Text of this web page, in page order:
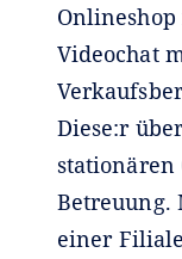
Videochat
Diese:r
stationären
Betreuung.
einer